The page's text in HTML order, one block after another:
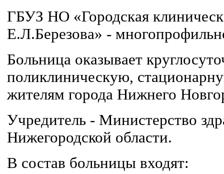
ГБУЗ НО «Городская
Е.Л.Березова» -
Больница оказывает
поликлиническую,
жителям города Нижнего
Учредитель - Министерство
Нижегородской области.
В состав больницы входят: